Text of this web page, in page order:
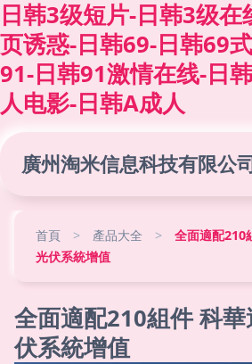
日韩3级短片-日韩3级
页诱惑-日韩69-日韩69
91-日韩91激情在线-日
人电影-日韩A成人
廣州淘米信息科技有限公
首頁 > 產品大全 >
全面適配210
光伏系統增值
全面適配210組件 科
伏系統增值